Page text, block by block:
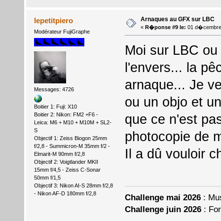
lepetitpiero
Modérateur FujiGraphe
Messages: 4726
Boitier 1: Fuji: X10
Boitier 2: Nikon: FM2 +F6 -
Leica: M6 + M10 + M10M + SL2-
S
Objectif 1: Zeiss Biogon 25mm
f/2,8 - Summicron-M 35mm f/2 -
Elmarit-M 90mm f/2,8
Objectif 2: Voigtlander MKII
15mm f/4,5 - Zeiss C-Sonar
50mm f/1,5
Objectif 3: Nikon AI-S 28mm f/2,8
- Nikon AF-D 180mm f/2,8
Arnaques au GFX sur LBC
« R�ponse #9 le: 01
Moi sur LBC
l'envers... la
arnaque... Je
ou un objo et
que ce n'est
photocopie de
Il a dû vouloir
Challenge mai 2026:
Challenge juin 2026: